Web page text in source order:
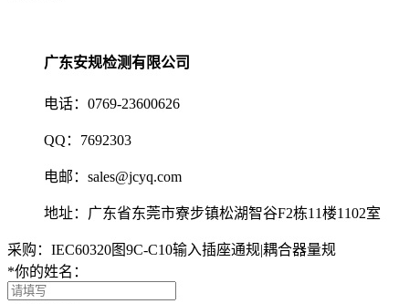
广东安规检测有限公司
电话：0769-23600626
QQ：7692303
电邮：sales@jcyq.com
地址：广东省东莞市寮步镇松湖智谷F2栋11楼1102室
采购：IEC60320图9C-C10输入插座通规|耦合器量规
*你的姓名：